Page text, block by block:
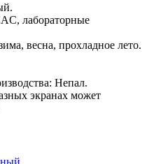
лабораторные
весна, прохладное лето.
Непал.
экранах может